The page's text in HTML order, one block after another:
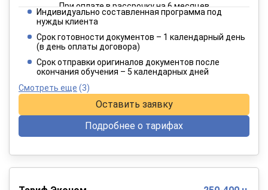
При оплате в рассрочку на 6 месяцев
2 840 руб. / 4 734 руб.
При оплате в рассрочку на 12 месяцев
Индивидуально составленная программа под
нужды клиента
Срок готовности документов – 1 календарный день
(в день оплаты договора)
Срок отправки оригиналов документов после
окончания обучения – 5 календарных дней
Смотреть еще (3)
Оставить заявку
Подробнее о тарифах